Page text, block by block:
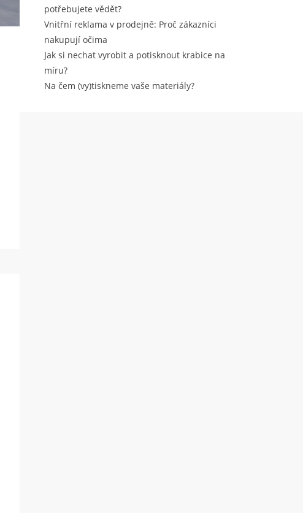
potřebujete vědět?
Vnitřní reklama v prodejně: Proč zákazníci
nakupují očima
Jak si nechat vyrobit a potisknout krabice na
míru?
Na čem (vy)tiskneme vaše materiály?